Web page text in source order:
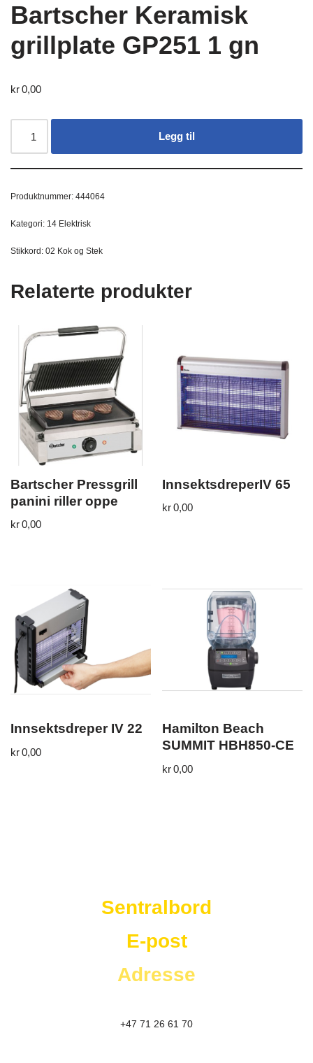
Bartscher Keramisk
grillplate GP251 1 gn
kr0,00
Legg til
Produktnummer: 444064
Kategori: 14 Elektrisk
Stikkord: 02 Kok og Stek
Relaterte produkter
Bartscher Pressgrill
panini riller oppe
kr0,00
InnsektsdreperIV 65
kr0,00
Innsektsdreper IV 22
kr0,00
Hamilton Beach
SUMMIT HBH850-CE
kr0,00
Sentralbord
E-post
Adresse
+47 71 26 61 70